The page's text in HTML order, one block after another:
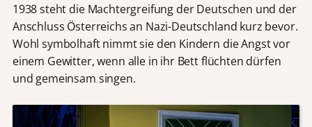
1938 steht die Machtergreifung der Deutschen und der
Anschluss Österreichs an Nazi-Deutschland kurz bevor.
Wohl symbolhaft nimmt sie den Kindern die Angst vor
einem Gewitter, wenn alle in ihr Bett flüchten dürfen
und gemeinsam singen.